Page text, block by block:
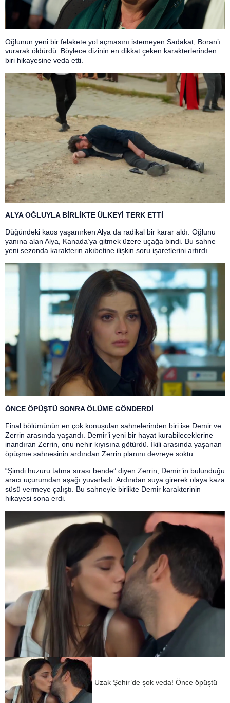
Oğlunun yeni bir felakete yol açmasını istemeyen Sadakat, Boran’ı
vurarak öldürdü. Böylece dizinin en dikkat çeken karakterlerinden
biri hikayesine veda etti.
ALYA OĞLUYLA BİRLİKTE ÜLKEYİ TERK ETTİ
Düğündeki kaos yaşanırken Alya da radikal bir karar aldı. Oğlunu
yanına alan Alya, Kanada’ya gitmek üzere uçağa bindi. Bu sahne
yeni sezonda karakterin akıbetine ilişkin soru işaretlerini artırdı.
ÖNCE ÖPÜŞTÜ SONRA ÖLÜME GÖNDERDİ
Final bölümünün en çok konuşulan sahnelerinden biri ise Demir ve
Zerrin arasında yaşandı. Demir’i yeni bir hayat kurabileceklerine
inandıran Zerrin, onu nehir kıyısına götürdü. İkili arasında yaşanan
öpüşme sahnesinin ardından Zerrin planını devreye soktu.
“Şimdi huzuru tatma sırası bende” diyen Zerrin, Demir’in bulunduğu
aracı uçurumdan aşağı yuvarladı. Ardından suya girerek olaya kaza
süsü vermeye çalıştı. Bu sahneyle birlikte Demir karakterinin
hikayesi sona erdi.
Uzak Şehir’de şok veda! Önce öpüştü